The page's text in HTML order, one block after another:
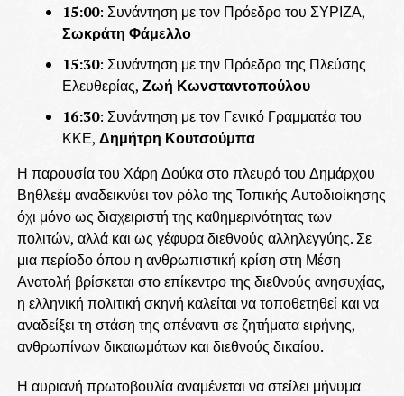
15:00: Συνάντηση με τον Πρόεδρο του ΣΥΡΙΖΑ,
Σωκράτη Φάμελλο
15:30: Συνάντηση με την Πρόεδρο της Πλεύσης
Ελευθερίας, Ζωή Κωνσταντοπούλου
16:30: Συνάντηση με τον Γενικό Γραμματέα του
ΚΚΕ, Δημήτρη Κουτσούμπα
Η παρουσία του Χάρη Δούκα στο πλευρό του Δημάρχου
Βηθλεέμ αναδεικνύει τον ρόλο της Τοπικής Αυτοδιοίκησης
όχι μόνο ως διαχειριστή της καθημερινότητας των
πολιτών, αλλά και ως γέφυρα διεθνούς αλληλεγγύης. Σε
μια περίοδο όπου η ανθρωπιστική κρίση στη Μέση
Ανατολή βρίσκεται στο επίκεντρο της διεθνούς ανησυχίας,
η ελληνική πολιτική σκηνή καλείται να τοποθετηθεί και να
αναδείξει τη στάση της απέναντι σε ζητήματα ειρήνης,
ανθρωπίνων δικαιωμάτων και διεθνούς δικαίου.
Η αυριανή πρωτοβουλία αναμένεται να στείλει μήνυμα